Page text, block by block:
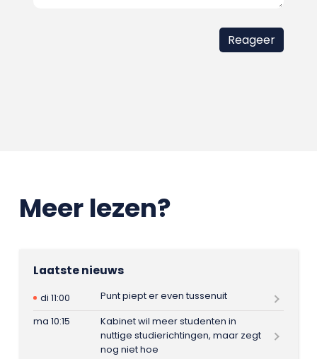
Meer lezen?
Laatste nieuws
di 11:00
Punt piept er even tussenuit
ma 10:15
Kabinet wil meer studenten in
nuttige studierichtingen, maar zegt
nog niet hoe